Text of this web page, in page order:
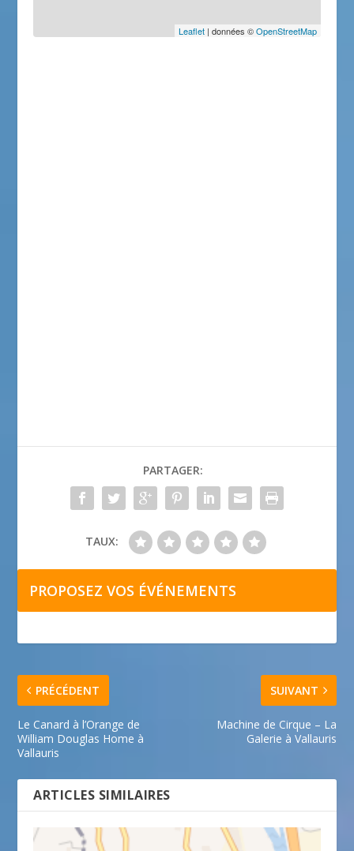
Leaflet| données ©OpenStreetMap
PARTAGER:
TAUX:
PROPOSEZ VOS ÉVÉNEMENTS
PRÉCÉDENT
Le Canard à l’Orange de
William Douglas Home à
Vallauris
SUIVANT
Machine de Cirque – La
Galerie à Vallauris
ARTICLES SIMILAIRES